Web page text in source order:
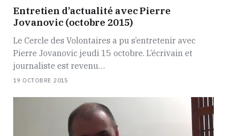
Entretien d’actualité avec Pierre
Jovanovic (octobre 2015)
Le Cercle des Volontaires a pu s’entretenir avec
Pierre Jovanovic jeudi 15 octobre. L’écrivain et
journaliste est revenu…
19 OCTOBRE 2015